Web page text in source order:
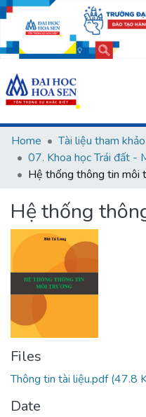
Communities & Collections
All of DSpace
User guides
Usage rules
Verify account
Home
Tài liệu tham
Hệ thống
Files
Thông tin tài liệu.pdf(47.8
Date